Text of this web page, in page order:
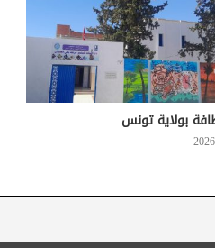
بولاية تونس